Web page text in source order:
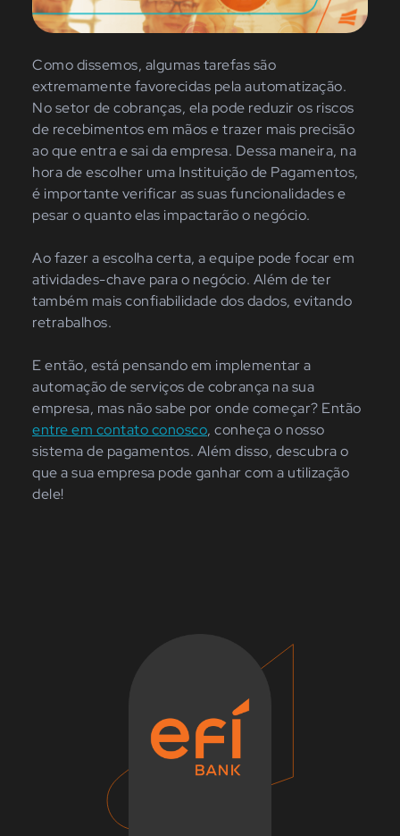
Como dissemos, algumas tarefas são
extremamente favorecidas pela automatização.
No setor de cobranças, ela pode reduzir os riscos
de recebimentos em mãos e trazer mais precisão
ao que entra e sai da empresa. Dessa maneira, na
hora de escolher uma Instituição de Pagamentos,
é importante verificar as suas funcionalidades e
pesar o quanto elas impactarão o negócio.
Ao fazer a escolha certa, a equipe pode focar em
atividades-chave para o negócio. Além de ter
também mais confiabilidade dos dados, evitando
retrabalhos.
E então, está pensando em implementar a
automação de serviços de cobrança na sua
empresa, mas não sabe por onde começar? Então
entre em contato conosco, conheça o nosso
sistema de pagamentos. Além disso, descubra o
que a sua empresa pode ganhar com a utilização
dele!